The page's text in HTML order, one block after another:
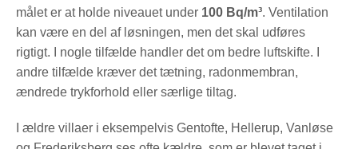
målet er at holde niveauet under 100 Bq/m³. Ventilation
kan være en del af løsningen, men det skal udføres
rigtigt. I nogle tilfælde handler det om bedre luftskifte. I
andre tilfælde kræver det tætning, radonmembran,
ændrede trykforhold eller særlige tiltag.
I ældre villaer i eksempelvis Gentofte, Hellerup, Vanløse